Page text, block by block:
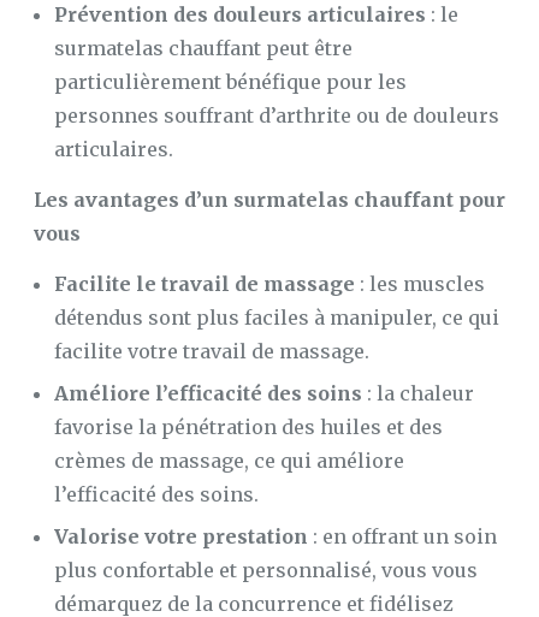
Prévention des douleurs articulaires : le
surmatelas chauffant peut être
particulièrement bénéfique pour les
personnes souffrant d’arthrite ou de douleurs
articulaires.
Les avantages d’un surmatelas chauffant pour
vous
Facilite le travail de massage : les muscles
détendus sont plus faciles à manipuler, ce qui
facilite votre travail de massage.
Améliore l’efficacité des soins : la chaleur
favorise la pénétration des huiles et des
crèmes de massage, ce qui améliore
l’efficacité des soins.
Valorise votre prestation : en offrant un soin
plus confortable et personnalisé, vous vous
démarquez de la concurrence et fidélisez